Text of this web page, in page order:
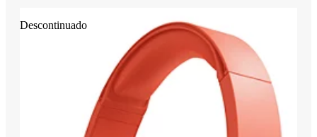
Descontinuado